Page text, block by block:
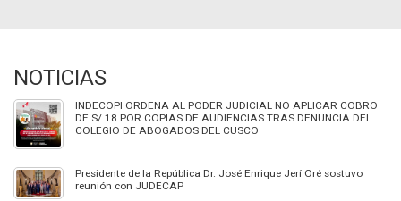
NOTICIAS
INDECOPI ORDENA AL PODER JUDICIAL NO APLICAR COBRO
DE S/ 18 POR COPIAS DE AUDIENCIAS TRAS DENUNCIA DEL
COLEGIO DE ABOGADOS DEL CUSCO
Presidente de la República Dr. José Enrique Jerí Oré sostuvo
reunión con JUDECAP